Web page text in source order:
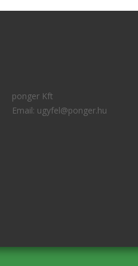
ponger Kft
Email: ugyfel@ponger.hu